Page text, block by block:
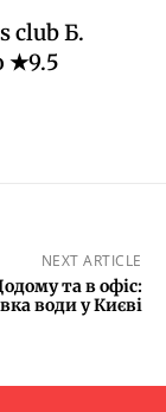
club Б.
★9.5
NEXT ARTICLE
та в офіс:
води у Києві